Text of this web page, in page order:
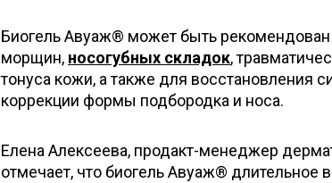
Биогель Авуаж® может быть
морщин, носогубных складок,
тонуса кожи, а также для восстановления
коррекции формы подбородка и носа.
Елена Алексеева, продакт-менеджер
отмечает, что биогель Авуаж® длительное